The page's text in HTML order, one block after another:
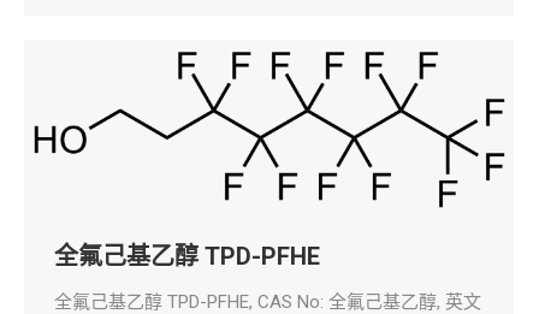
全氟己基乙醇 TPD-PFHE
全氟己基乙醇 TPD-PFHE, CAS No: 全氟己基乙醇, 英文